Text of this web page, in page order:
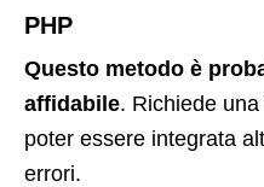
PHP
Questo metodo è
affidabile. Richiede
poter essere integrata
errori.